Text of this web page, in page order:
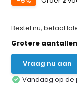
Bestel nu, betaal
Grotere
Vraag nu aan
Vandaag op